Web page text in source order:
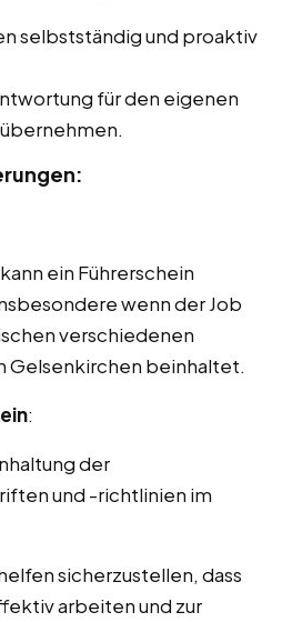
selbstständig und proaktiv
für den eigenen
ein Führerschein
wenn der Job
verschiedenen
Gelsenkirchen beinhaltet.
:
der
und -richtlinien im
sicherzustellen, dass
arbeiten und zur